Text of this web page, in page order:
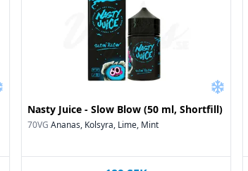
Nasty Juice - Slow Blow (50 ml, Shortfill)
70VG Ananas, Kolsyra, Lime, Mint